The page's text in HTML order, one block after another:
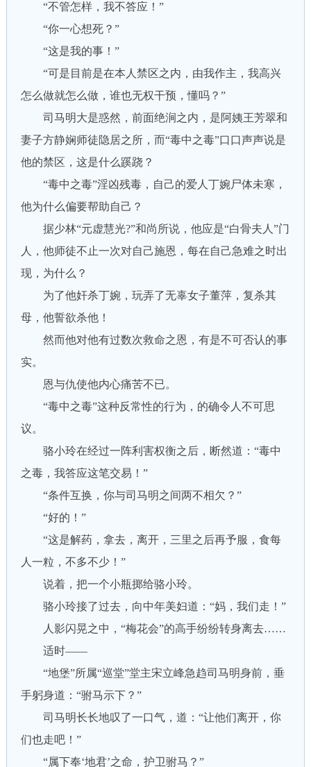
“不管怎样，我不答应！”
“你一心想死？”
“这是我的事！”
“可是目前是在本人禁区之内，由我作主，我高兴
怎么做就怎么做，谁也无权干预，懂吗？”
司马明大是惑然，前面绝涧之内，是阿姨王芳翠和
妻子方静娴师徒隐居之所，而“毒中之毒”口口声声说是
他的禁区，这是什么蹊跷？
“毒中之毒”淫凶残毒，自己的爱人丁婉尸体未寒，
他为什么偏要帮助自己？
据少林“元虚慧光?”和尚所说，他应是“白骨夫人”门
人，他师徒不止一次对自己施恩，每在自己急难之时出
现，为什么？
为了他奸杀丁婉，玩弄了无辜女子董萍，复杀其
母，他誓欲杀他！
然而他对他有过数次救命之恩，有是不可否认的事
实。
恩与仇使他内心痛苦不已。
“毒中之毒”这种反常性的行为，的确令人不可思
议。
骆小玲在经过一阵利害权衡之后，断然道：“毒中
之毒，我答应这笔交易！”
“条件互换，你与司马明之间两不相欠？”
“好的！”
“这是解药，拿去，离开，三里之后再予服，食每
人一粒，不多不少！”
说着，把一个小瓶掷给骆小玲。
骆小玲接了过去，向中年美妇道：“妈，我们走！”
人影闪晃之中，“梅花会”的高手纷纷转身离去……
适时——
“地堡”所属“巡堂”堂主宋立峰急趋司马明身前，垂
手躬身道：“驸马示下？”
司马明长长地叹了一口气，道：“让他们离开，你
们也走吧！”
“属下奉‘地君’之命，护卫驸马？”